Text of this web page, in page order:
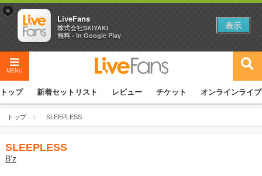
MENU
トップ 新着セットリスト レビュー チケット オンラインライブ
トップ SLEEPLESS
SLEEPLESS
B'z
×
LiveFans
株式会社SKIYAKI
無料 - In Google Play
表示